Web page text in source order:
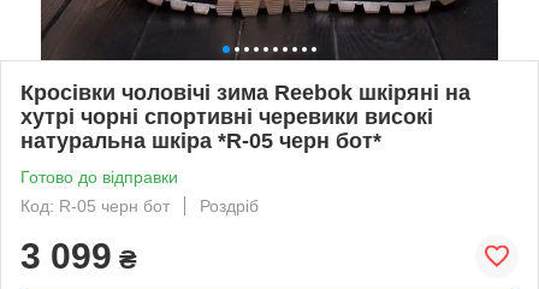
Кросівки чоловічі зима Reebok шкіряні на
хутрі чорні спортивні черевики високі
натуральна шкіра *R-05 черн бот*
Готово до відправки
Код: R-05 черн бот
Роздріб
3 099 ₴